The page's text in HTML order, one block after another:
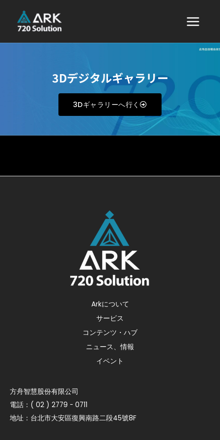
3Dデジタルギャラリー
3Dギャラリーへ行く
Arkについて
サービス
コンテンツ・ハブ
ニュース、情報
イベント
方舟智慧股份有限公司
電話：( 02 ) 2779 - 0711
地址：台北市大安區復興南路二段45號8F